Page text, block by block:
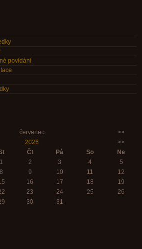
povídání
červenec
>>
2026
>>
Čt Pá So
Ne
1
2 3 4
5
8 9 10 11
12
16 17 18
19
23 24 25
26
30 31